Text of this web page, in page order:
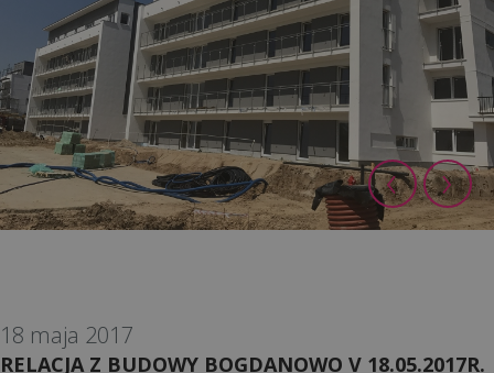
‹ ›
18 maja 2017
RELACJA Z BUDOWY BOGDANOWO V 18.05.2017R.